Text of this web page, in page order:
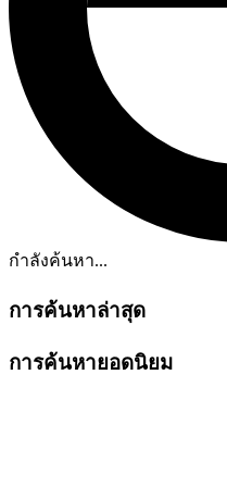
กำลังค้นหา...
การค้นหาล่าสุด
การค้นหายอดนิยม